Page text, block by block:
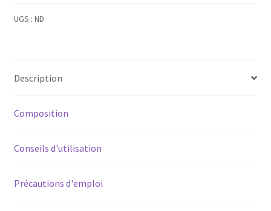
UGS : ND
Description
Composition
Conseils d'utilisation
Précautions d'emploi